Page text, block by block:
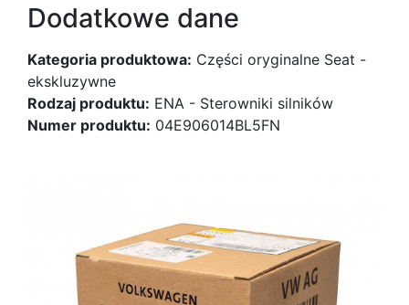
Dodatkowe dane
Kategoria produktowa: Części oryginalne Seat -
ekskluzywne
Rodzaj produktu: ENA - Sterowniki silników
Numer produktu: 04E906014BL5FN